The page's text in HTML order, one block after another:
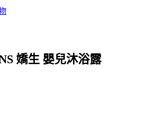
嬌生 嬰兒沐浴露